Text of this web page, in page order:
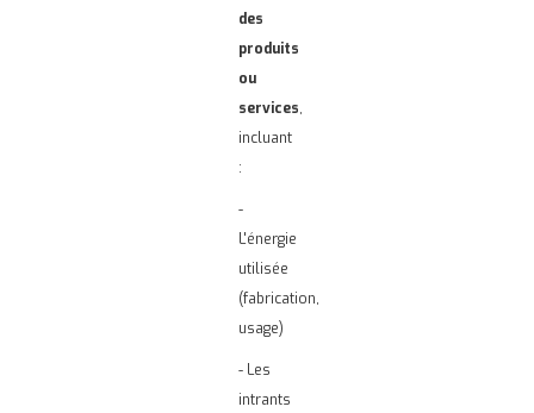
des
produits
ou
services,
incluant
:
-
L'énergie
utilisée
(fabrication,
usage)
- Les
intrants